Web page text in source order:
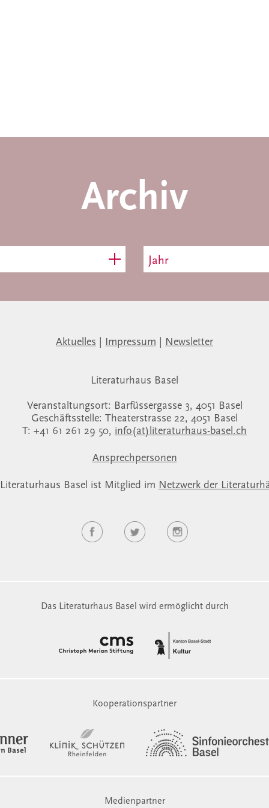
Archiv
Jahr
Aktuelles Impressum Newsletter
Literaturhaus Basel
Veranstaltungsort: Barfüssergasse 3, 4051 Basel
Geschäftsstelle: Theaterstrasse 22, 4051 Basel
T: +41 61 261 29 50, info(at)literaturhaus-basel.ch
Ansprechpersonen
Basel ist Mitglied im Netzwerk der
Das Literaturhaus Basel wird ermöglicht durch
Kooperationspartner
Medienpartner